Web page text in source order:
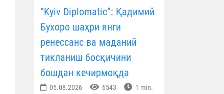
“Kyiv Diplomatic”: Қадимий
Бухоро шаҳри янги
ренессанс ва маданий
тикланиш босқичини
бошдан кечирмоқда
05.08.2026 6543 1 min.